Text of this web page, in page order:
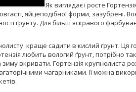
Як виглядає і росте
яйцеподібної форми, зазубрені.
ґрунту. Для більш яскравого
краще садити в кислий ґрунт.
любить вологий ґрунт, потрібно
вкривати. Гортензія крупнолиста
чагарниками. Її можна